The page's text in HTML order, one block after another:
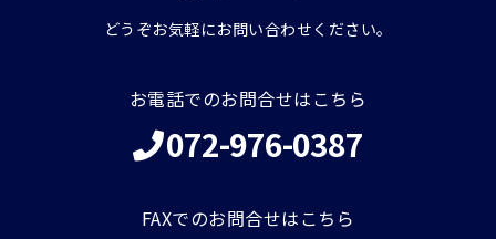
どうぞお気軽にお問い合わせください。
お電話でのお問合せはこちら
072-976-0387
FAXでのお問合せはこちら